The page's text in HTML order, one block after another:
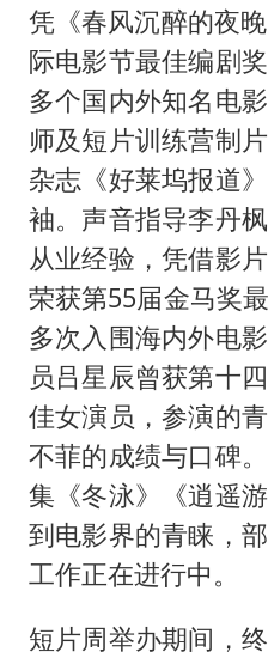
凭《春风沉醉的夜
际电影节最佳编剧
多个国内外知名电
师及短片训练营制
杂志《好莱坞报道
袖。声音指导李丹
从业经验，凭借影
荣获第55届金马奖
多次入围海内外电
员吕星辰曾获第十
佳女演员，参演的
不菲的成绩与口碑
集《冬泳》《逍遥
到电影界的青睐，
工作正在进行中。
短片周举办期间，